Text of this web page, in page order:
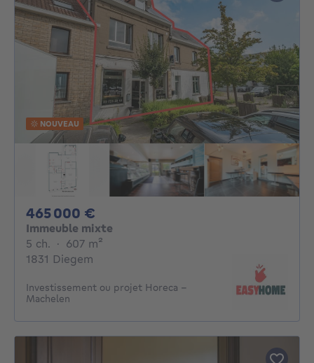
NOUVEAU
465 000 €
Immeuble mixte
5 ch. 5 chambres
· 607 m²
1831 Diegem
Investissement ou projet Horeca –
Machelen